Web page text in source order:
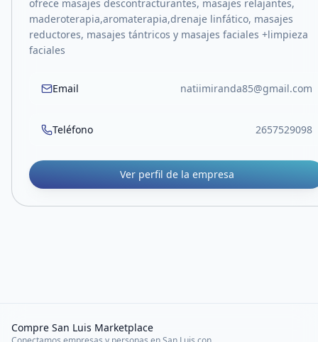
ofrece masajes descontracturantes, masajes relajantes,
maderoterapia,aromaterapia,drenaje linfático, masajes
reductores, masajes tántricos y masajes faciales +limpieza
faciales
Email natiimiranda85@gmail.com
Teléfono 2657529098
Ver perfil de la empresa
Compre San Luis Marketplace